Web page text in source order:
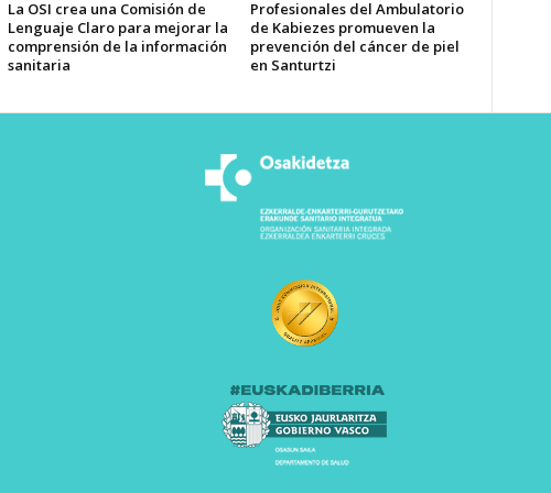
La OSI crea una Comisión de
Lenguaje Claro para mejorar la
comprensión de la información
sanitaria
Profesionales del Ambulatorio
de Kabiezes promueven la
prevención del cáncer de piel
en Santurtzi